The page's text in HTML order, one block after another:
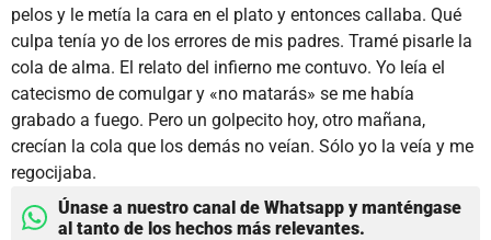
pelos y le metía la cara en el plato y entonces callaba. Qué
culpa tenía yo de los errores de mis padres. Tramé pisarle la
cola de alma. El relato del infierno me contuvo. Yo leía el
catecismo de comulgar y «no matarás» se me había
grabado a fuego. Pero un golpecito hoy, otro mañana,
crecían la cola que los demás no veían. Sólo yo la veía y me
regocijaba.
Únase a nuestro canal de Whatsapp y manténgase
al tanto de los hechos más relevantes.